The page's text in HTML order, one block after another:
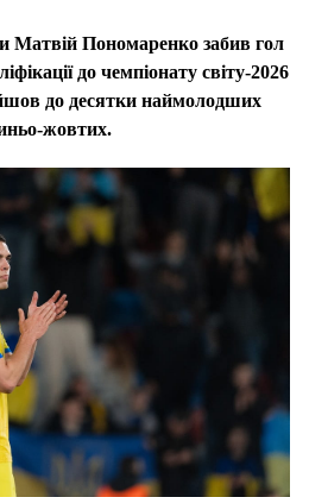
Матвій Пономаренко забив гол
до чемпіонату світу-2026
до десятки наймолодших
жовтих.